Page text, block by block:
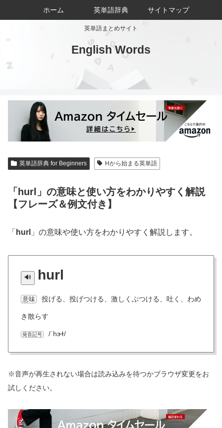
英単語まとめサイト
English Words
ホーム 英単語辞典 サイトマップ
英単語辞典 for Beginners Hから始まる英単語
「hurl」の意味と使い方をわかりやすく解説
【フレーズ＆例文付き】
「 hurl 」の意味や使い方をわかりやすく解説します。
hurl
意味 投げる、投げつける、激しくぶつける、吐く、わめ
き散らす
発音記号 /ˈhɝɫ/
※音声が再生されない場合は読み込みを待つかブラウザ変更をお
試しください。